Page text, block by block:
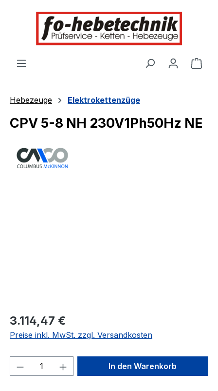
springen
Hebezeuge Elektrokettenzüge
CPV 5-8 NH 230V1Ph50Hz NE
3.114,47 €
Preise inkl. MwSt. zzgl. Versandkosten
Produkt Anzahl: Gib denIn den Warenkorb